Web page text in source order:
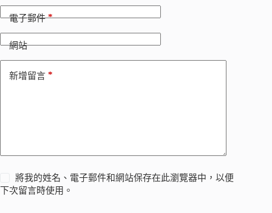
電子郵件*
網站
新增留言 *
將我的姓名、電子郵件和網站保存在此瀏覽器中，以便
下次留言時使用。